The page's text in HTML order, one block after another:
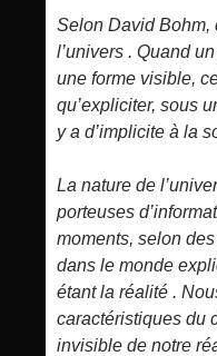
Selon David Bohm,
l’univers . Quand
une forme visible,
qu’expliciter, sous
y a d’implicite à la
La nature de
porteuses
moments, selon
dans le monde
étant la réalité .
caractéristiques du
invisible de notre